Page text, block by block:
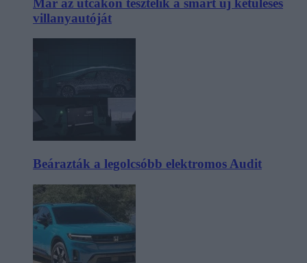
villanyautóját
Beárazták a legolcsóbb elektromos Audit